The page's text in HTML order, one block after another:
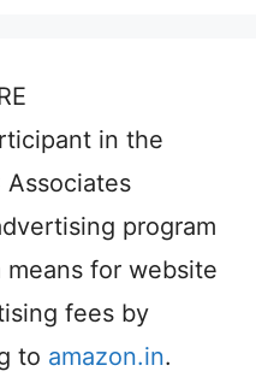
in the
Associates
program
for website
fees by
to amazon.in.